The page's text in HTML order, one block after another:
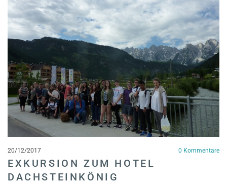
20/12/2017 0 Kommentare
EXKURSION ZUM HOTEL
DACHSTEINKÖNIG